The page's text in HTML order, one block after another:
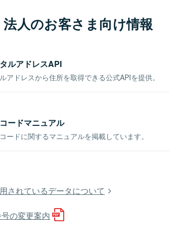
人のお客さま向け情報
ルアドレスAPI
アドレスから住所を取得できる公式APIを提供。
ードマニュアル
ードに関するマニュアルを掲載しています。
されているデータについて
の変更案内